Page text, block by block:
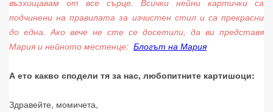
възхищавам от все сърце. Всички нейни картички са
подчинени на правилата за изчистен стил и са прекрасни
до една. Ако вече не сте се досетили, да ви представя
Мария и нейното местенце: Блогът на Мария
А ето какво сподели тя за нас, любопитните картишоци:
Здравейте, момичета,